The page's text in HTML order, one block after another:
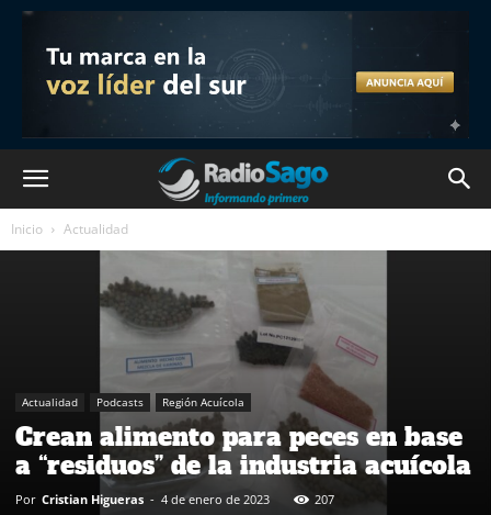
Inicio Actualidad
Actualidad Podcasts Región Acuícola
Crean alimento para peces en base
a “residuos” de la industria acuícola
Por Cristian Higueras - 4 de enero de 2023 207